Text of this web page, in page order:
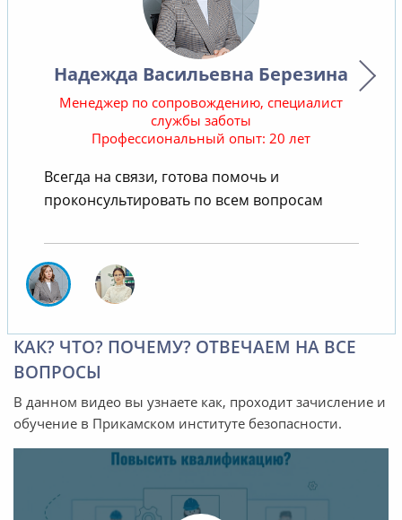
Надежда Васильевна Березина
Менеджер по сопровождению, специалист
службы заботы
Профессиональный опыт: 20 лет
Всегда на связи, готова помочь и
проконсультировать по всем вопросам
КАК? ЧТО? ПОЧЕМУ? ОТВЕЧАЕМ НА ВСЕ
ВОПРОСЫ
В данном видео вы узнаете как, проходит зачисление и
обучение в Прикамском институте безопасности.